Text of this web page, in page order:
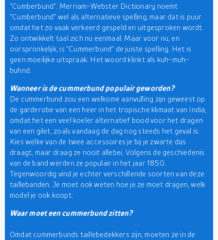
"Cumberbund". Merriam-Webster Dictionary noemt
"Cumberbund" wel als alternatieve spelling, maar dat is puur
omdat het zo vaak verkeerd gespeld en uitgesproken wordt.
Zo ontwikkelt taal zich nu eenmaal. Maar voor nu, en
oorspronkelijk, is "Cummerbund" de juiste spelling. Het is
geen moeilijke uitspraak. Het woord klinkt als kuh-muh-
buhnd.
Wanneer is de cummerbund populair geworden?
De cummerbund zou een welkome aanvulling zijn geweest op
de garderobe van een heer in het tropische klimaat van India,
omdat het een veel koeler alternatief bood voor het dragen
van een gilet, zoals vandaag de dag nog steeds het geval is.
Kies welke van de twee accessoires je bij je zwarte das
draagt, maar draag ze nooit allebei. Volgens de geschiedenis
van de band werden ze populair in het jaar 1850.
Tegenwoordig vind je echter verschillende soorten van deze
taillebanden. Je moet ook weten hoe je ze moet dragen, welk
model je ook koopt.
Waar moet een cummerbund zitten?
Omdat cummerbunds taillebedekkers zijn, moeten ze in de